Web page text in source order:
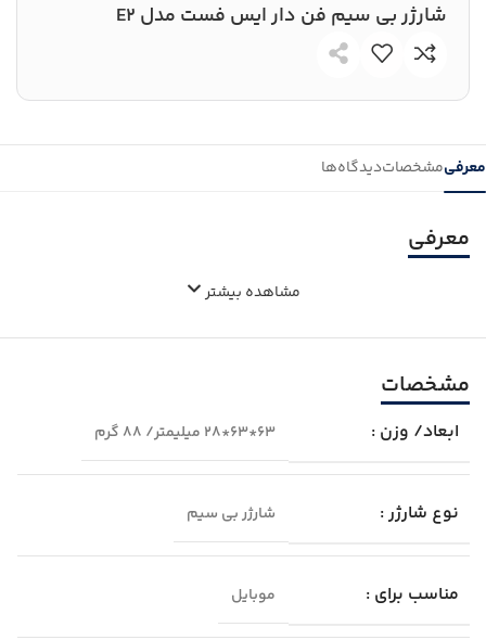
شارژر بی سیم فن دار ایس فست مدل E2
معرفیمشخصاتدیدگاه‌ها
معرفی
مشاهده بیشتر
مشخصات
ابعاد/ وزن : 63*63*28 میلیمتر/ 88 گرم
نوع شارژر : شارژر بی‌ سیم
مناسب برای : موبایل